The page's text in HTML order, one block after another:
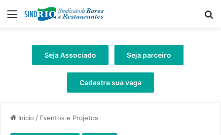
Menu
Seja Associado Seja parceiro
Cadastre sua vaga
Início / Eventos e Projetos